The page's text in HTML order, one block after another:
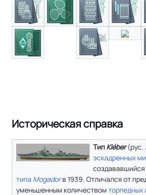
Историческая справка
Тип Kléber(рус.
эскадренных
типа Mogadorв 1939. Отличался от
уменьшенным количеством торпедных